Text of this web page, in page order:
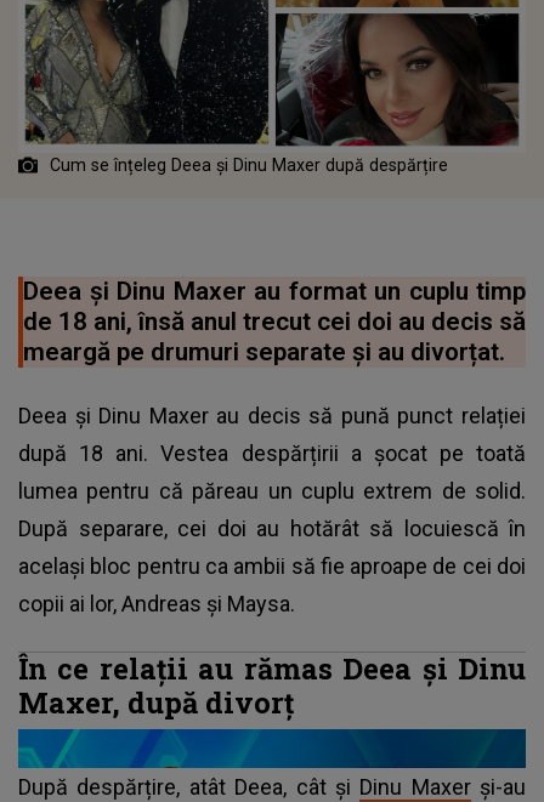
Cum se înțeleg Deea și Dinu Maxer după despărțire
Deea și Dinu Maxer au format un cuplu timp
de 18 ani, însă anul trecut cei doi au decis să
meargă pe drumuri separate și au divorțat.
Deea și Dinu Maxer au decis să pună punct relației
după 18 ani. Vestea despărțirii a șocat pe toată
lumea pentru că păreau un cuplu extrem de solid.
După separare, cei doi au hotărât să locuiescă în
același bloc pentru ca ambii să fie aproape de cei doi
copii ai lor, Andreas și Maysa.
În ce relații au rămas Deea și Dinu
Maxer, după divorț
După despărțire, atât Deea, cât și Dinu Maxerși-au